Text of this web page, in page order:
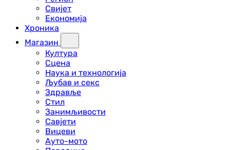
Свијет
Економија
Хроника
Магазин
Култура
Сцена
Наука и технологија
Љубав и секс
Здравље
Стил
Занимљивости
Савјети
Вицеви
Ауто-мото